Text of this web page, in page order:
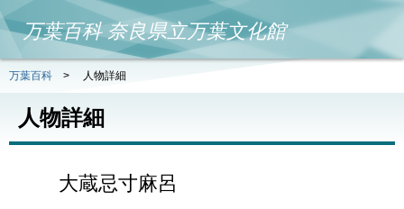
万葉百科 奈良県立万葉文化館
万葉百科 > 人物詳細
人物詳細
大蔵忌寸麻呂